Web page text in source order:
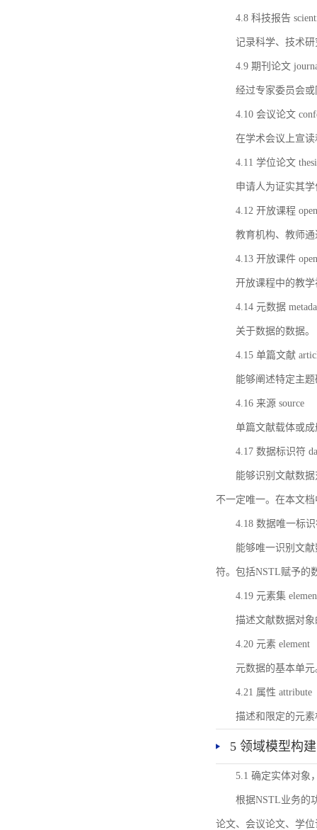
4.8 科技报告
记录科学、技术
4.9 期刊论文
经过专家委员会
4.10 会议论文
在学术会议上宣
4.11 学位论文
申请人为证实其
4.12 开放课程
教育机构、教师
4.13 开放课件
开放课程中的教
4.14 元数据
关于数据的数据。
4.15 单篇文献
能够阐述特定主
4.16 来源 source
单篇文献载体或
4.17 数据标识符
能够识别文献数
不一定唯一。在本文
4.18 数据唯一标
能够唯一识别文
符。包括NSTL赋予的
4.19 元素集
描述文献数据对
4.20 元素 element
元数据的基本单元
4.21 属性 attribute
描述和限定的元
5 领域模型构建
5.1 确定实体对象
根据NSTL业务的
论文、会议论文、学